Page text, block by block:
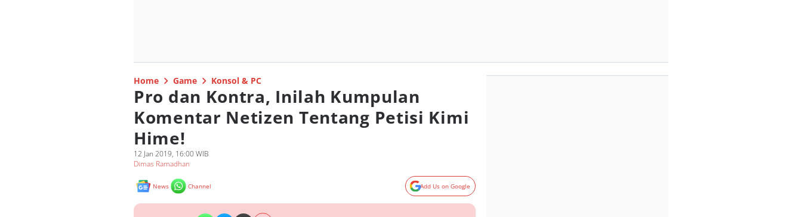
Home Game Konsol & PC
Pro dan Kontra, Inilah Kumpulan
Komentar Netizen Tentang Petisi Kimi
Hime!
12 Jan 2019, 16:00 WIB
Dimas Ramadhan
News Channel Add Us on Google